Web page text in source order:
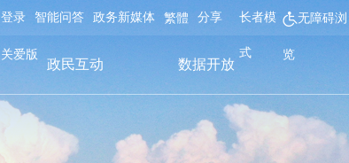
登录 智能问答 政务新媒体 繁體 分享
关爱版
长者模
式
无障碍浏
览
政民互动 数据开放